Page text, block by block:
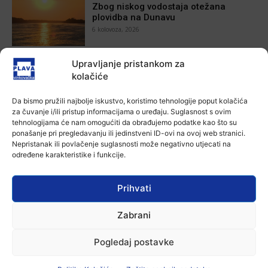
Upravljanje pristankom za
kolačiće
Da bismo pružili najbolje iskustvo, koristimo tehnologije poput kolačića
za čuvanje i/ili pristup informacijama o uređaju. Suglasnost s ovim
tehnologijama će nam omogućiti da obrađujemo podatke kao što su
ponašanje pri pregledavanju ili jedinstveni ID-ovi na ovoj web stranici.
Nepristanak ili povlačenje suglasnosti može negativno utjecati na
određene karakteristike i funkcije.
Prihvati
Zabrani
Pogledaj postavke
Zbog niskog vodostaja otežana
plovidba na Dunavu
6 kolovoza, 2026
Aktualno
Krimići, trileri, ljubavne priče i
knjižnici
6 kolovoza, 2026
Aktualno
Iz Vinkovačkog vodovoda i
kanalizacije najavljuju smanjenje
Aktualno
Poziv na racionalno korištenje vode